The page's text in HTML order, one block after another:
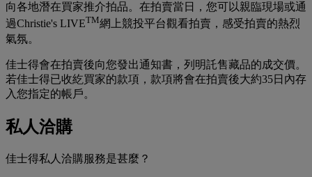
向各地潛在買家推介拍品。在拍賣當日，您可以親臨現場或通
過Christie's LIVETM網上競投平台觀看拍賣，感受拍賣的熱烈
氣氛。
佳士得會在拍賣後向您發出通知書，列明託售藏品的成交價。
若佳士得已收紇買家的款項，款項將會在拍賣後大約35日內存
入您指定的帳戶。
私人洽購
佳士得私人洽購服務是甚麼？